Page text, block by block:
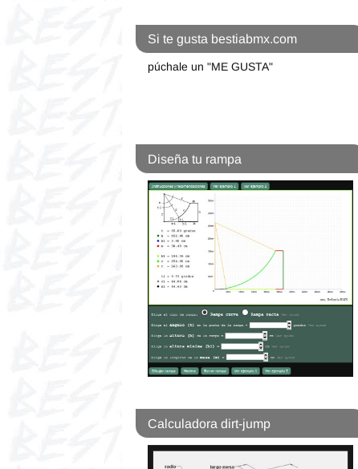
Si te gusta bestiabmx.com
púchale un "ME GUSTA"
Diseña tu rampa
Calculadora dirt-jump